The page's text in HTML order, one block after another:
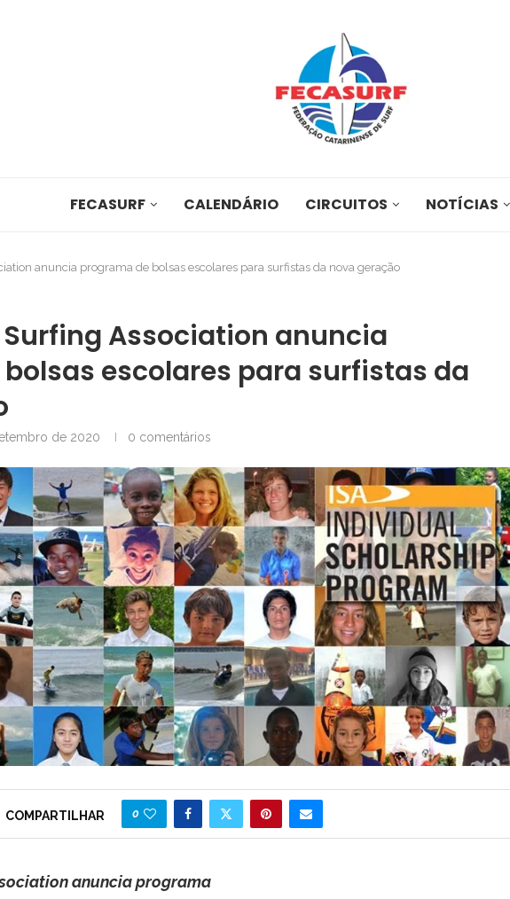
FECASURF CALENDÁRIO CIRCUITOS NOTÍCIAS
anuncia programa de bolsas escolares para surfistas da nova geração
Association anuncia
escolares para surfistas da
de 2020 0 comentários
COMPARTILHAR 0
anuncia programa